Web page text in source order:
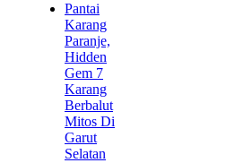
Pantai
Karang
Paranje,
Hidden
Gem 7
Karang
Berbalut
Mitos Di
Garut
Selatan